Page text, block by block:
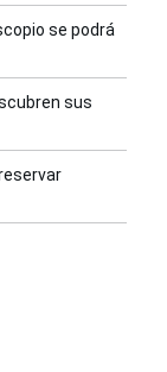
se podrá
sus